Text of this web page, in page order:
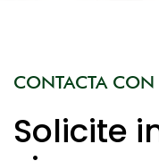
CONTACTA CON
Solicite